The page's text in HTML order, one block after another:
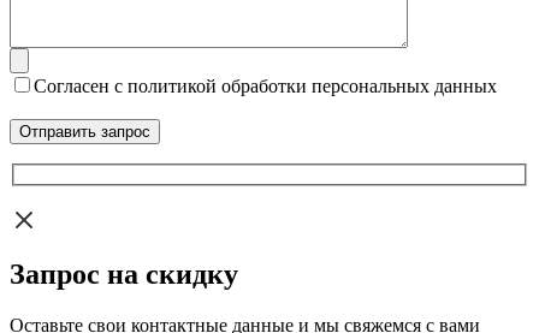
Согласен с политикой обработки персональных данных
Запрос на скидку
Оставьте свои контактные данные и мы свяжемся с вами